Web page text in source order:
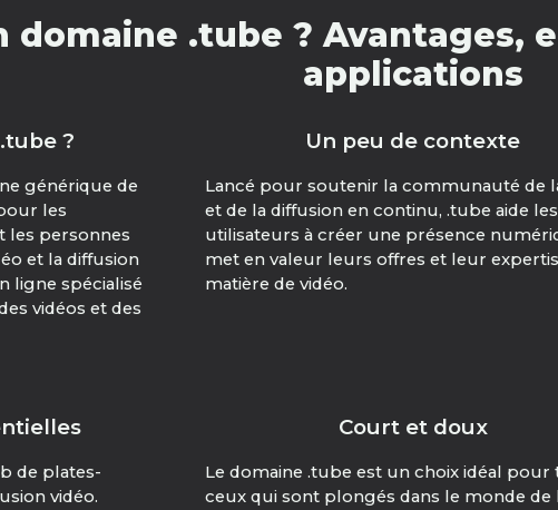
domaine .tube ? Avantages,
applications
?
générique de
les
les personnes
et la diffusion
ligne spécialisé
vidéos et des
Un peu de contexte
Lancé pour soutenir la communauté de
et de la diffusion en continu, .tube aide les
utilisateurs à créer une présence
met en valeur leurs offres et leur
matière de vidéo.
de plates-
vidéo.
Court et doux
Le domaine .tube est un choix idéal pour
ceux qui sont plongés dans le monde de